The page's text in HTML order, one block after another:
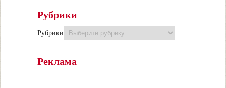
Рубрики
Рубрики
Реклама